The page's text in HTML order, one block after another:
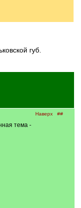
губ.
Наверх ##
тема -